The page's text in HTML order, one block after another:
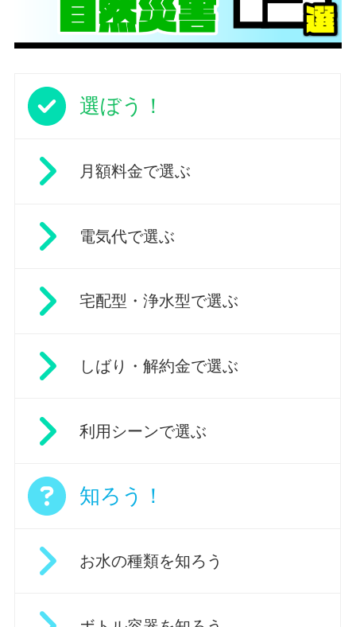
選ぼう！
月額料金で選ぶ
電気代で選ぶ
宅配型・浄水型で選ぶ
しばり・解約金で選ぶ
利用シーンで選ぶ
知ろう！
お水の種類を知ろう